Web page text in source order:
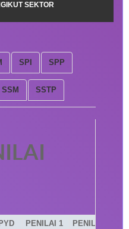
SEKTOR
SPI SPP
SSM SSTP
PENILAI 1 PENILAI 2